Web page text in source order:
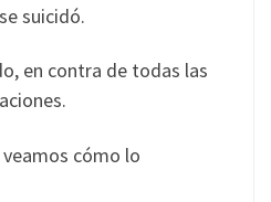
suicidó.
en contra de todas las
cómo lo